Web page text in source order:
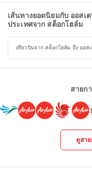
เส้นทางยอดนิยมกับ ออส
ประเทศจาก สต็อกโฮล์ม
เที่ยวบินจาก สต็อกโฮล์ม ถึง ออสเ
สายก
ดูสา